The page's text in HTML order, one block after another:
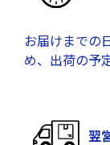
お届けまでの
め、出荷の予
翌